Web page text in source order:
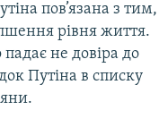
пов’язана з тим,
рівня життя.
не довіра до
Путіна в списку